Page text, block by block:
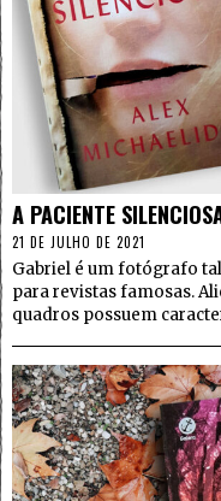
A PACIENTE
21 DE JULHO DE 2021
Gabriel é um fotógrafo
para revistas famosas.
quadros possuem